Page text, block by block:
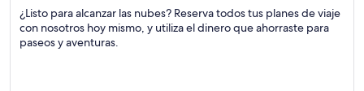
¿Listo para alcanzar las nubes? Reserva todos tus planes de viaje
con nosotros hoy mismo, y utiliza el dinero que ahorraste para
paseos y aventuras.